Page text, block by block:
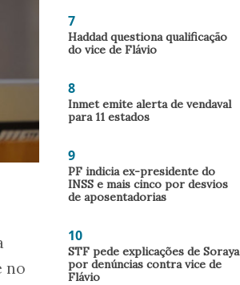
no
7
Haddad questiona qualificação
do vice de Flávio
8
Inmet emite alerta de vendaval
para 11 estados
9
PF indicia ex-presidente do
INSS e mais cinco por desvios
de aposentadorias
10
STF pede explicações de Soraya
por denúncias contra vice de
Flávio